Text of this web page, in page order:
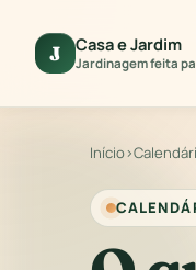
J Casa e Jardim
Jardinagem feita
Início›